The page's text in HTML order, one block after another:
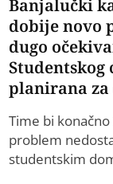
Banjalučki
dobije novo
dugo
Studentskog
planirana
Time bi
problem
studentskim